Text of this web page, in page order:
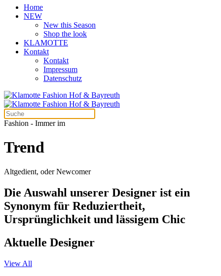
Home
NEW
New this Season
Shop the look
KLAMOTTE
Kontakt
Kontakt
Impressum
Datenschutz
Fashion - Immer im
Trend
Altgedient, oder Newcomer
Die Auswahl unserer Designer ist ein
Synonym für Reduziertheit,
Ursprünglichkeit und lässigem Chic
Aktuelle Designer
View All